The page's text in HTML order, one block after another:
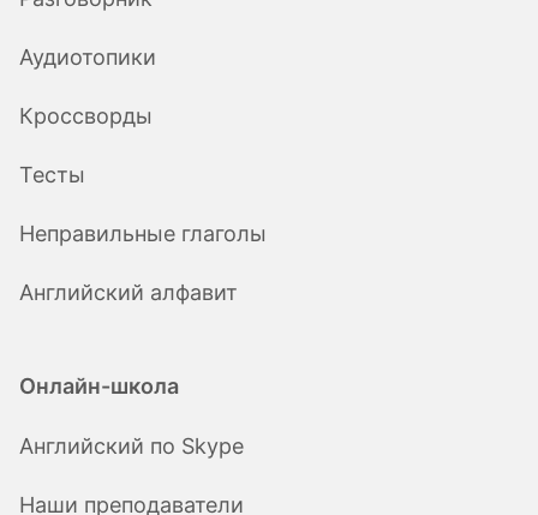
Аудиотопики
Кроссворды
Тесты
Неправильные глаголы
Английский алфавит
Онлайн-школа
Английский по Skype
Наши преподаватели